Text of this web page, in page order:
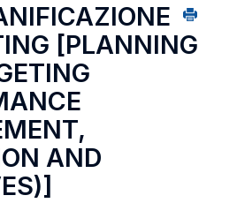
[PLANNING
AND